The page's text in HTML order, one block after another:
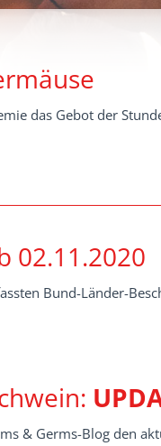
das Gebot der
02.11.2020
Bund-Länder-
& Germs-Blog den